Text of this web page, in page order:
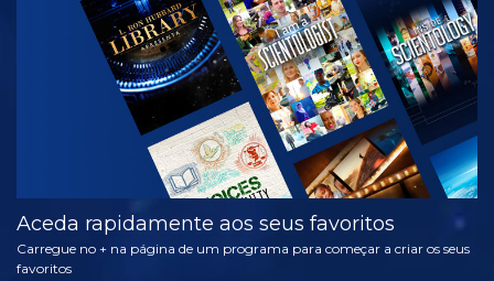
VER
EXPLORAR A
SÉRIE
Aceda rapidamente aos seus favoritos
Carregue no + na página de um programa para começar a criar os seus
favoritos